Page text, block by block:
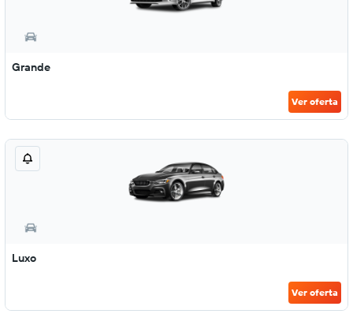
Grande
Ver oferta
Luxo
Ver oferta